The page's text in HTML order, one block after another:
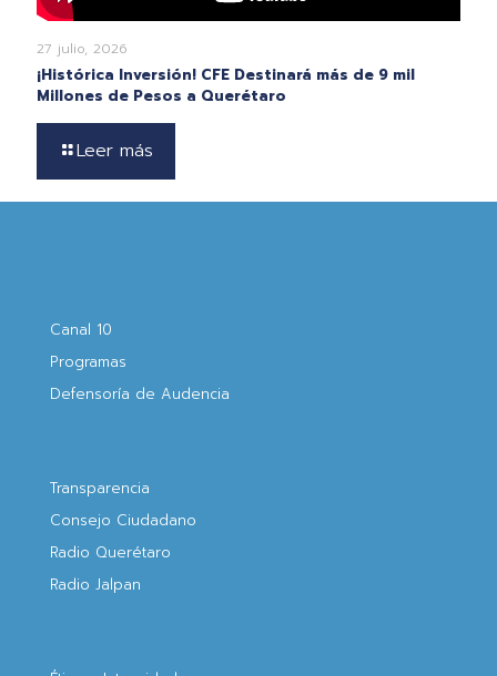
27 julio, 2026
¡Histórica Inversión! CFE Destinará más de 9 mil
Millones de Pesos a Querétaro
Leer más
Canal 10
Programas
Defensoría de Audencia
Transparencia
Consejo Ciudadano
Radio Querétaro
Radio Jalpan